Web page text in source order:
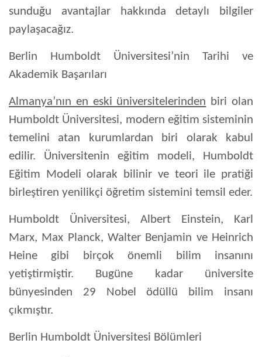
sunduğu avantajlarhakkında detaylı bilgiler
paylaşacağız.
Berlin Humboldt Üniversitesi’nin Tarihi ve
Akademik Başarıları
Almanya’nın en eski üniversitelerinden biri olan
Humboldt Üniversitesi, modern eğitim sisteminin
temelini atan kurumlardan biri olarak kabul
edilir. Üniversitenin eğitim modeli, Humboldt
Eğitim Modeli olarak bilinir ve teori ile pratiği
birleştiren yenilikçi öğretim sistemini temsil eder.
Humboldt Üniversitesi, Albert Einstein, Karl
Marx, Max Planck, Walter Benjamin ve Heinrich
Heine gibi birçok önemli bilim insanını
yetiştirmiştir. Bugüne kadar üniversite
bünyesinden 29 Nobel ödüllü bilim insanı
çıkmıştır.
Berlin Humboldt Üniversitesi Bölümleri